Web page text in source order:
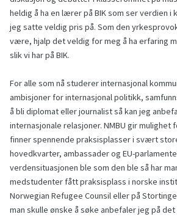
heldig å ha en lærer på BIK som ser verdien i
jeg satte veldig pris på. Som den
være, hjalp det veldig for meg å ha erfaring
slik vi har på BIK.
For alle som nå studerer internasjonal
ambisjoner for internasjonal politikk,
å bli diplomat eller journalist så kan jeg
internasjonale relasjoner. NMBU gir mulighet
finner spennende praksisplasser i svært
hovedkvarter, ambassader og EU-
verdensituasjonen ble som den ble så har
medstudenter fått praksisplass i norske
Norwegian Refugee Counsil eller på
man skulle ønske å søke anbefaler jeg på